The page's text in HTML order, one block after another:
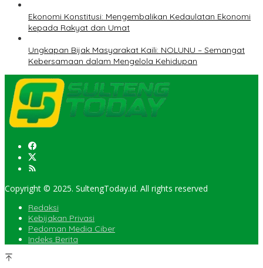
Ekonomi Konstitusi: Mengembalikan Kedaulatan Ekonomi
kepada Rakyat dan Umat
Ungkapan Bijak Masyarakat Kaili: NOLUNU – Semangat
Kebersamaan dalam Mengelola Kehidupan
Copyright © 2025. SultengToday.id. All rights reserved
Redaksi
Kebijakan Privasi
Pedoman Media Ciber
Indeks Berita